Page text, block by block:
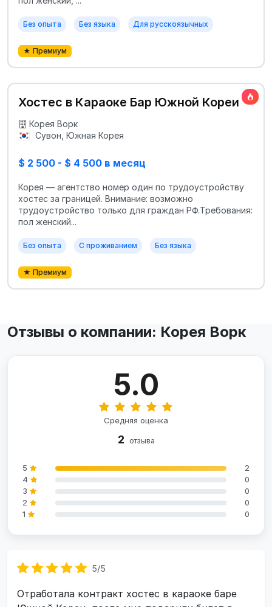
Без опыта Без языка Для русскоязычных
★ Премиум
Хостес в Караоке Бар Южной Кореи
Корея Ворк
Сувон, Южная Корея
$ 2 500 - $ 4 500 в месяц
Корея — агентство номер один по трудоустройству
хостес за границей. Внимание: возможно
трудоустройство только для граждан РФ.Требования:
пол женский...
Без опыта С проживанием Без языка
★ Премиум
Отзывы о компании: Корея Ворк
5.0
Средняя оценка
2 отзыва
5
2
4
0
3
0
2
0
1
0
5/5
Отработала контракт хостес в караоке баре